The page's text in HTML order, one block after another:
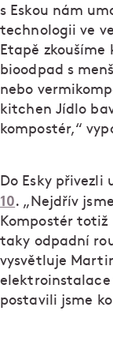
s Eskou nám
technologii ve
Etapě
bioodpad s
nebo
kitchen Jídlo
kompostér,“
Do Esky přivezli
10. „Nejdřív
Kompostér
taky odpadní
vysvětluje
elektroinstalace
postavili jsme